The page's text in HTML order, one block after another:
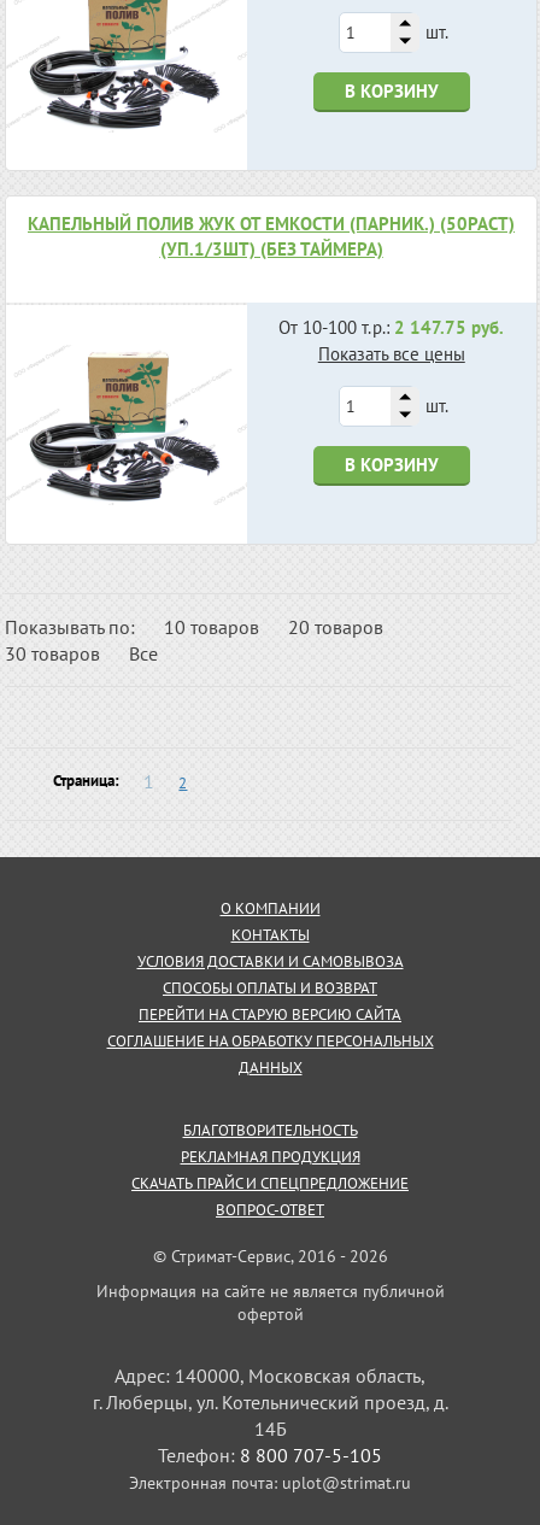
шт.
В КОРЗИНУ
КАПЕЛЬНЫЙ ПОЛИВ ЖУК ОТ ЕМКОСТИ (ПАРНИК.) (50РАСТ)
(УП.1/3ШТ) (БЕЗ ТАЙМЕРА)
От 10-100 т.р.: 2 147.75 руб.
Показать все цены
шт.
В КОРЗИНУ
Показывать по: 10 товаров
20 товаров
30 товаров
Все
Страница: 1 2
О КОМПАНИИ
КОНТАКТЫ
УСЛОВИЯ ДОСТАВКИ И САМОВЫВОЗА
СПОСОБЫ ОПЛАТЫ И ВОЗВРАТ
ПЕРЕЙТИ НА СТАРУЮ ВЕРСИЮ САЙТА
СОГЛАШЕНИЕ НА ОБРАБОТКУ ПЕРСОНАЛЬНЫХ
ДАННЫХ
БЛАГОТВОРИТЕЛЬНОСТЬ
РЕКЛАМНАЯ ПРОДУКЦИЯ
СКАЧАТЬ ПРАЙС И СПЕЦПРЕДЛОЖЕНИЕ
ВОПРОС-ОТВЕТ
© Стримат-Сервис, 2016 - 2026
Информация на сайте не является публичной
офертой
Адрес: 140000, Московская область,
г. Люберцы, ул. Котельнический проезд, д.
14Б
Телефон: 8 800 707-5-105
Электронная почта: uplot@strimat.ru